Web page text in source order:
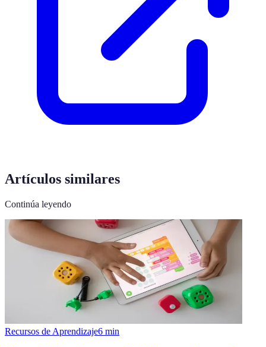
Artículos similares
Continúa leyendo
Recursos de Aprendizaje6 min